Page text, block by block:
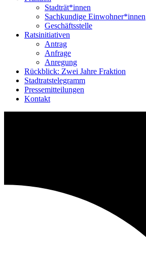
Stadträt*innen
Sachkundige Einwohner*innen
Geschäftsstelle
Ratsinitiativen
Antrag
Anfrage
Anregung
Rückblick: Zwei Jahre Fraktion
Stadtratstelegramm
Pressemitteilungen
Kontakt